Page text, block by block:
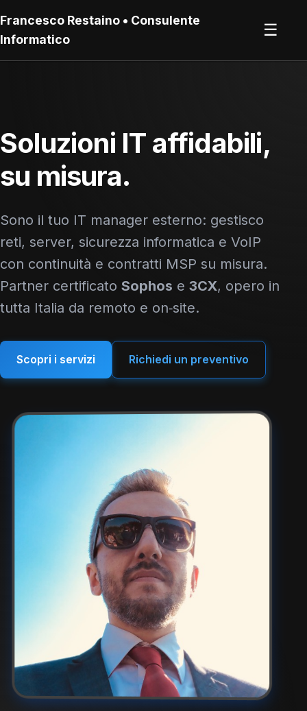
Francesco Restaino • Consulente
Informatico
☰
Soluzioni IT affidabili,
su misura.
Sono il tuo IT manager esterno: gestisco
reti, server, sicurezza informatica e VoIP
con continuità e contratti MSP su misura.
Partner certificato Sophos e 3CX, opero in
tutta Italia da remoto e on‑site.
Scopri i servizi Richiedi un preventivo